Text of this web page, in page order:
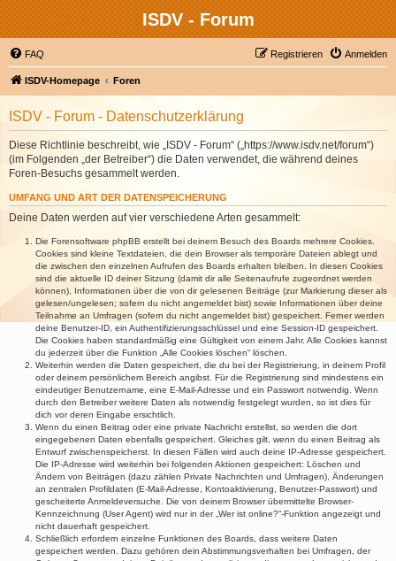
ISDV - Forum
FAQ Anmelden
Registrieren
ISDV-Homepage Foren
ISDV - Forum - Datenschutzerklärung
Diese Richtlinie beschreibt, wie „ISDV - Forum“ („https://www.isdv.net/forum“)
(im Folgenden „der Betreiber“) die Daten verwendet, die während deines
Foren-Besuchs gesammelt werden.
UMFANG UND ART DER DATENSPEICHERUNG
Deine Daten werden auf vier verschiedene Arten gesammelt:
Die Forensoftware phpBB erstellt bei deinem Besuch des Boards mehrere Cookies.
Cookies sind kleine Textdateien, die dein Browser als temporäre Dateien ablegt und
die zwischen den einzelnen Aufrufen des Boards erhalten bleiben. In diesen Cookies
sind die aktuelle ID deiner Sitzung (damit dir alle Seitenaufrufe zugeordnet werden
können), Informationen über die von dir gelesenen Beiträge (zur Markierung dieser als
gelesen/ungelesen; sofern du nicht angemeldet bist) sowie Informationen über deine
Teilnahme an Umfragen (sofern du nicht angemeldet bist) gespeichert. Ferner werden
deine Benutzer-ID, ein Authentifizierungsschlüssel und eine Session-ID gespeichert.
Die Cookies haben standardmäßig eine Gültigkeit von einem Jahr. Alle Cookies kannst
du jederzeit über die Funktion „Alle Cookies löschen“ löschen.
Weiterhin werden die Daten gespeichert, die du bei der Registrierung, in deinem Profil
oder deinem persönlichem Bereich angibst. Für die Registrierung sind mindestens ein
eindeutiger Benutzername, eine E-Mail-Adresse und ein Passwort notwendig. Wenn
durch den Betreiber weitere Daten als notwendig festgelegt wurden, so ist dies für
dich vor deren Eingabe ersichtlich.
Wenn du einen Beitrag oder eine private Nachricht erstellst, so werden die dort
eingegebenen Daten ebenfalls gespeichert. Gleiches gilt, wenn du einen Beitrag als
Entwurf zwischenspeicherst. In diesen Fällen wird auch deine IP-Adresse gespeichert.
Die IP-Adresse wird weiterhin bei folgenden Aktionen gespeichert: Löschen und
Ändern von Beiträgen (dazu zählen Private Nachrichten und Umfragen), Änderungen
an zentralen Profildaten (E-Mail-Adresse, Kontoaktivierung, Benutzer-Passwort) und
gescheiterte Anmeldeversuche. Die von deinem Browser übermittelte Browser-
Kennzeichnung (User Agent) wird nur in der „Wer ist online?“-Funktion angezeigt und
nicht dauerhaft gespeichert.
Schließlich erfordern einzelne Funktionen des Boards, dass weitere Daten
gespeichert werden. Dazu gehören dein Abstimmungsverhalten bei Umfragen, der